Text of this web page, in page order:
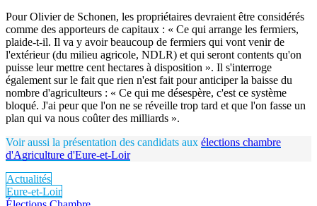
Pour Olivier de Schonen, les propriétaires devraient être considérés
comme des apporteurs de capitaux : « Ce qui arrange les fermiers,
plaide-t-il. Il va y avoir beaucoup de fermiers qui vont venir de
l'extérieur (du milieu agricole, NDLR) et qui seront contents qu'on
puisse leur mettre cent hectares à disposition ». Il s'interroge
également sur le fait que rien n'est fait pour anticiper la baisse du
nombre d'agriculteurs : « Ce qui me désespère, c'est ce système
bloqué. J'ai peur que l'on ne se réveille trop tard et que l'on fasse un
plan qui va nous coûter des milliards ».
Voir aussi la présentation des candidats aux élections chambre
d'Agriculture d'Eure-et-Loir
Actualités
Eure-et-Loir